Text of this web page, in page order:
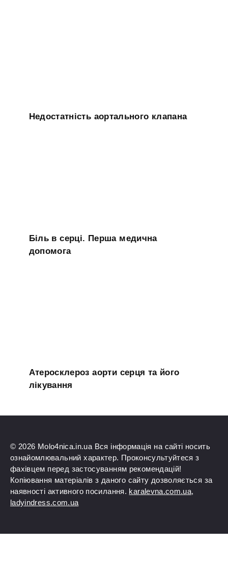
Недостатність аортального клапана
Біль в серці. Перша медична
допомога
Атеросклероз аорти серця та його
лікування
© 2026 Molo4nica.in.ua Вся інформація на сайті носить
ознайомлювальний характер. Проконсультуйтеся з
фахівцем перед застосуванням рекомендацій!
Копіювання матеріалів з даного сайту дозволяється за
наявності активного посилання. karalevna.com.ua,
ladyindress.com.ua